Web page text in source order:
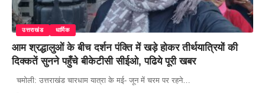
उत्तराखंड धार्मिक
आम श्रद्धालुओं के बीच दर्शन पंक्ति में खड़े होकर तीर्थयात्रियों की
दिक्कतें सुनने पहुँचे बीकेटीसी सीईओ, पढिये पूरी खबर
चमोली: उत्तराखंड चारधाम यात्रा के मई- जून में चरम पर रहने…